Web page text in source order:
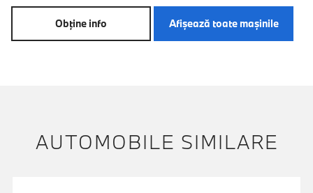
Obţine info Afişează toate maşinile
AUTOMOBILE SIMILARE